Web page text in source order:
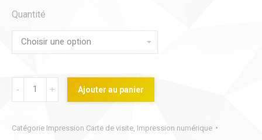
Quantité
Impression
visite
Ajouter au panier
Catégorie Impression Carte de visite Impression numérique